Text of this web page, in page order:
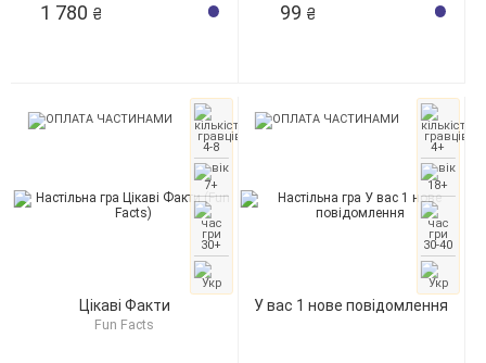
1 780 ₴ 99 ₴
Цікаві Факти
Fun Facts
4-8
7+
30+
У вас 1 нове повідомлення
4+
18+
30-40